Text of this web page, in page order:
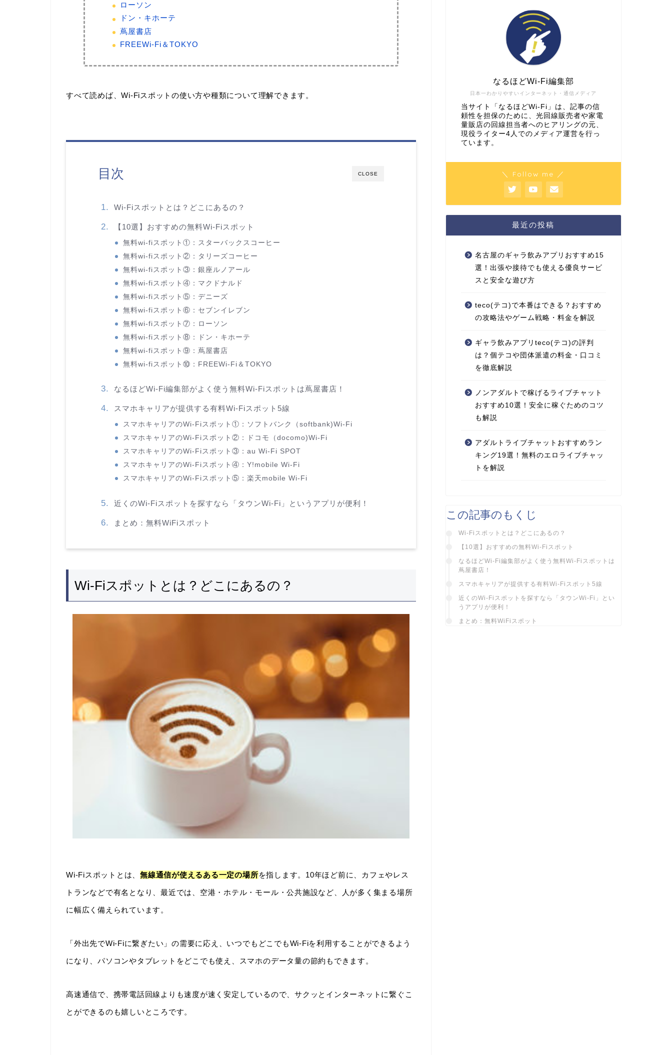
ローソン
ドン・キホーテ
蔦屋書店
FREEWi-Fi＆TOKYO
すべて読めば、Wi-Fiスポットの使い方や種類について理解できます。
CLOSE
目次
Wi-Fiスポットとは？どこにあるの？
【10選】おすすめの無料Wi-Fiスポット
無料wi-fiスポット①：スターバックスコーヒー
無料wi-fiスポット②：タリーズコーヒー
無料wi-fiスポット③：銀座ルノアール
無料wi-fiスポット④：マクドナルド
無料wi-fiスポット⑤：デニーズ
無料wi-fiスポット⑥：セブンイレブン
無料wi-fiスポット⑦：ローソン
無料wi-fiスポット⑧：ドン・キホーテ
無料wi-fiスポット⑨：蔦屋書店
無料wi-fiスポット⑩：FREEWi-Fi＆TOKYO
なるほどWi-Fi編集部がよく使う無料Wi-Fiスポットは蔦屋書店！
スマホキャリアが提供する有料Wi-Fiスポット5線
スマホキャリアのWi-Fiスポット①：ソフトバンク（softbank)Wi-Fi
スマホキャリアのWi-Fiスポット②：ドコモ（docomo)Wi-Fi
スマホキャリアのWi-Fiスポット③：au Wi-Fi SPOT
スマホキャリアのWi-Fiスポット④：Y!mobile Wi-Fi
スマホキャリアのWi-Fiスポット⑤：楽天mobile Wi-Fi
近くのWi-Fiスポットを探すなら「タウンWi-Fi」というアプリが便利！
まとめ：無料WiFiスポット
Wi-Fiスポットとは？どこにあるの？
Wi-Fiスポットとは、無線通信が使えるある一定の場所を指します。10年ほど前に、カフェやレス
トランなどで有名となり、最近では、空港・ホテル・モール・公共施設など、人が多く集まる場所
に幅広く備えられています。
「外出先でWi-Fiに繋ぎたい」の需要に応え、いつでもどこでもWi-Fiを利用することができるよう
になり、パソコンやタブレットをどこでも使え、スマホのデータ量の節約もできます。
高速通信で、携帯電話回線よりも速度が速く安定しているので、サクッとインターネットに繋ぐこ
とができるのも嬉しいところです。
日本一わかりやすいインターネット・通信メディア
なるほどWi-Fi編集部
当サイト「なるほどWi-Fi」は、記事の信
頼性を担保のために、光回線販売者や家電
量販店の回線担当者へのヒアリングの元、
現役ライター4人でのメディア運営を行っ
ています。
＼ Follow me ／
最近の投稿
名古屋のギャラ飲みアプリおすすめ15
選！出張や接待でも使える優良サービ
スと安全な遊び方
teco(テコ)で本番はできる？おすすめ
の攻略法やゲーム戦略・料金を解説
ギャラ飲みアプリteco(テコ)の評判
は？個テコや団体派遣の料金・口コミ
を徹底解説
ノンアダルトで稼げるライブチャット
おすすめ10選！安全に稼ぐためのコツ
も解説
アダルトライブチャットおすすめラン
キング19選！無料のエロライブチャッ
トを解説
この記事のもくじ
Wi-Fiスポットとは？どこにあるの？
【10選】おすすめの無料Wi-Fiスポット
なるほどWi-Fi編集部がよく使う無料Wi-Fiスポットは
蔦屋書店！
スマホキャリアが提供する有料Wi-Fiスポット5線
近くのWi-Fiスポットを探すなら「タウンWi-Fi」とい
うアプリが便利！
まとめ：無料WiFiスポット